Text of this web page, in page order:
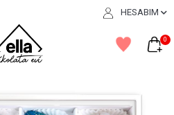
HESABIM
0